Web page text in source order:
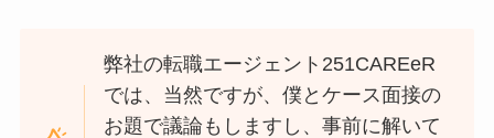
弊社の転職エージェント251CAREeR
では、当然ですが、僕とケース面接の
お題で議論もしますし、事前に解いて